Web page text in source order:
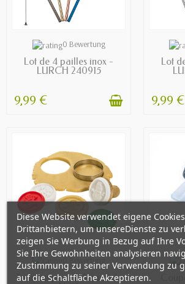
AVAILABLE
0 Bewertung
Lot de 4 pailles inox -
LURCH 240915
9,99 €
Lot
9,99 €
AVAILABLE
0 Bewertung
Tampon pour Gâteaux de
Diese Website verwendet eigene
Drittanbietern, um unsereDienste zu
zeigen Sie Werbung in Bezug auf Ihre
Sie Ihre Gewohnheiten analysieren
Zustimmung zu seiner Verwendung zu
auf die Schaltfläche Akzeptieren.